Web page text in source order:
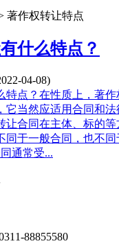
著作权转让特点
什么特点？
04-08)
特点？在性质上，著作
它当然应适用合同和法
让合同在主体、标的
同于一般合同，也不同
通常受...
88855580